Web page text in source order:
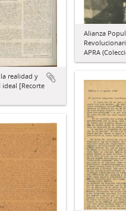
realidad y
[Recorte
Alianza
APRA